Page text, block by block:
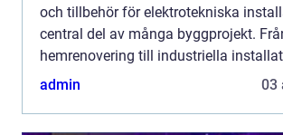
och tillbehör för elektrotekniska
central del av många byggprojekt.
hemrenovering till industriella
installat...
admin 03